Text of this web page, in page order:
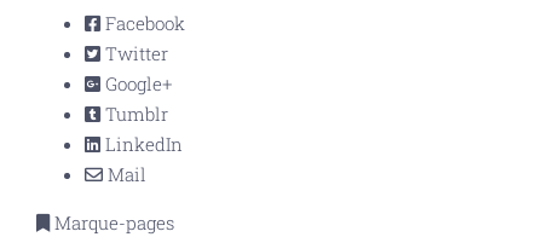
Facebook
Twitter
Google+
Tumblr
LinkedIn
Mail
Marque-pages